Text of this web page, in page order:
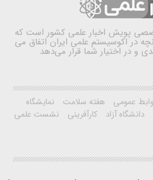
پویش اخبار علمی کشور است که
در اکوسیستم علمی ایران اتفاق می
و در اختیار شما قرار می‌دهد
عمومی هفته سلامت
نمایشگاه
دانشگاه آزاد کارآفرینی
نشست علمی